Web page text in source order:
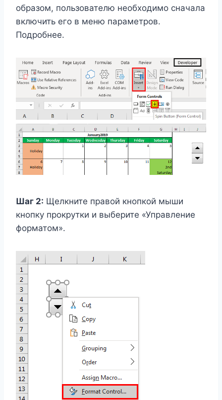
образом, пользователю необходимо сначала
включить его в меню параметров.
Подробнее.
Шаг 2: Щелкните правой кнопкой мыши
кнопку прокрутки и выберите «Управление
форматом».